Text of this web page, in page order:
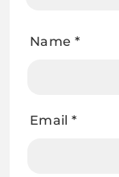
Name *
Email *